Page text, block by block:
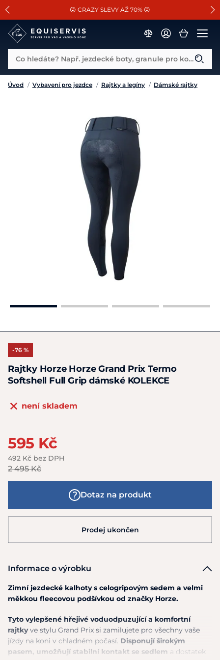
SLEVA 13% na vše od Cassini!
😮 CRAZY SLEVY AŽ 70% 😮
📐Pasování a doplňky k vybraným sedlům ZDARMA 🐴
Co hledáte? Např. jezdecké boty, granule pro koně...
Úvod / Vybavení pro jezdce / Rajtky a legíny / Dámské rajtky
-76 %
Rajtky Horze Horze Grand Prix Termo
Softshell Full Grip dámské KOLEKCE
není skladem
595 Kč
492 Kč bez DPH
2 495 Kč
Dotaz na produkt
Prodej ukončen
Informace o výrobku
Zimní jezdecké kalhoty s celogripovým sedem a velmi
měkkou fleecovou podšívkou od značky Horze.
Tyto vylepšené hřejivé voduodpuzující a komfortní
rajtkyve stylu Grand Prix si zamilujete pro všechny vaše
jízdy na koni v chladném počasí. Disponují širokým
pasem, umožňují stabilní kontakt se sedlem a dostatek